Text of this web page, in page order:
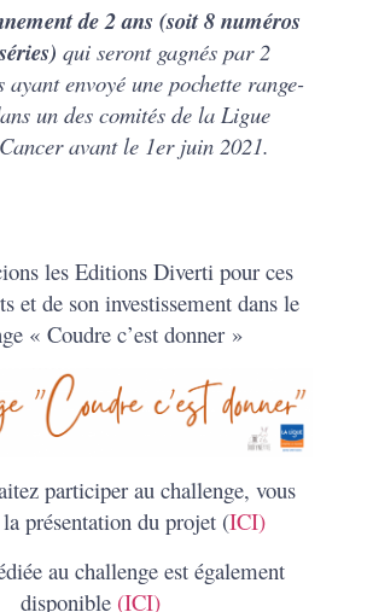
de 2 ans (soit 8 numéros
qui seront gagnés par 2
ayant envoyé une pochette range-
un des comités de la Ligue
avant le 1er juin 2021.
les Editions Diverti pour ces
et de son investissement dans le
« Coudre c’est donner »
participer au challenge, vous
présentation du projet (ICI)
au challenge est également
disponible (ICI)